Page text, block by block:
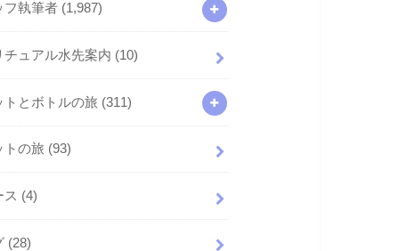
フ執筆者 (1,987)
チュアル水先案内 (10)
トとボトルの旅 (311)
トの旅 (93)
ス (4)
(28)